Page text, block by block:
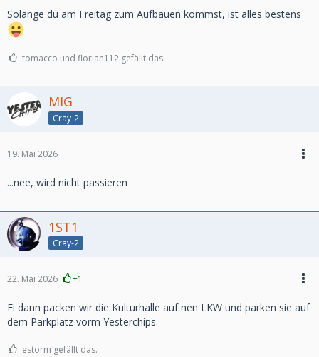
Solange du am Freitag zum Aufbauen kommst, ist alles bestens
tomacco und florian112 gefällt das.
MIG
Cray-2
19. Mai 2026
...nee, wird nicht passieren
1ST1
Cray-2
22. Mai 2026 +1
Ei dann packen wir die Kulturhalle auf nen LKW und parken sie auf
dem Parkplatz vorm Yesterchips.
estorm gefällt das.